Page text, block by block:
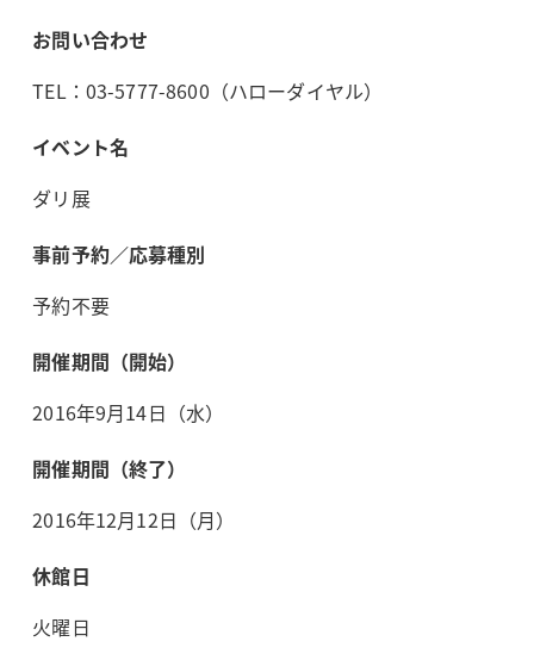
お問い合わせ
TEL：03-5777-8600（ハローダイヤル）
イベント名
ダリ展
事前予約／応募種別
予約不要
開催期間（開始）
2016年9月14日（水）
開催期間（終了）
2016年12月12日（月）
休館日
火曜日